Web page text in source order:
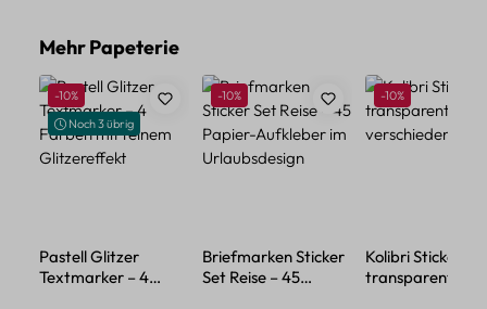
Produktgalerie überspringen
Mehr Papeterie
Rabatt
-10%
Noch 3 übrig
Pastell Glitzer
Textmarker – 4
Rabatt
-10%
Briefmarken Sticker
Set Reise – 45
Rabatt
-10%
Kolibri Sticker
transparent – 50